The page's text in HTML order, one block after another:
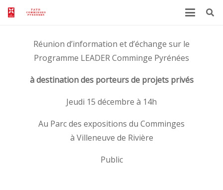
Réunion d’information et d’échange sur le
Programme LEADER Comminge Pyrénées
à destination des porteurs de projets privés
Jeudi 15 décembre à 14h
Au Parc des expositions du Comminges
à Villeneuve de Rivière
Public